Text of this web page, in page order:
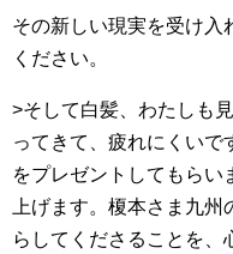
その新しい現実を受け入
ください。
>そして白髪、わたしも
ってきて、疲れにくいで
をプレゼントしてもらい
上げます。榎本さま九
らしてくださることを、